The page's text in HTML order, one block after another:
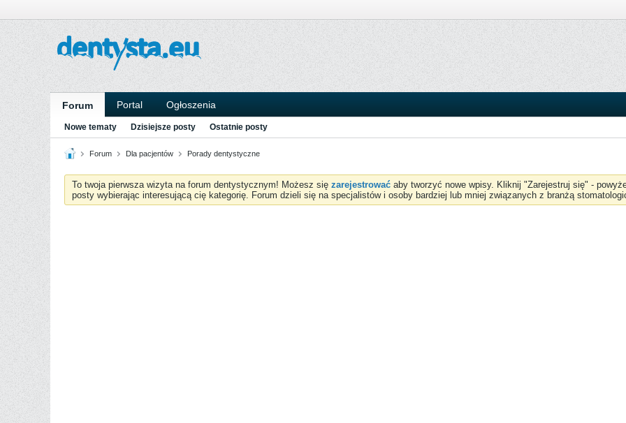
Forum Portal Ogłoszenia
Nowe tematy Dzisiejsze posty Ostatnie posty
Forum Dla pacjentów Porady dentystyczne
To twoja pierwsza wizyta na forum dentystycznym! Możesz się zarejestrować aby tworzyć nowe wpisy. Kliknij "Zarejestruj się" -
posty wybierając interesującą cię kategorię. Forum dzieli się na specjalistów i osoby bardziej lub mniej związanych z branżą